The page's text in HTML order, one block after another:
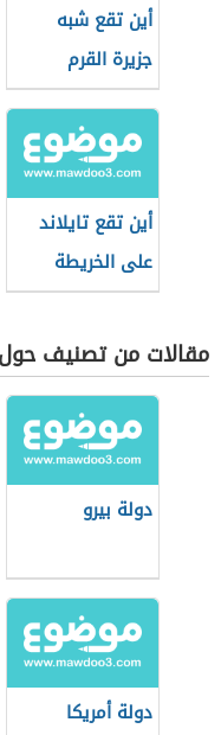
أين تقع شبه
جزيرة القرم
أين تقع تايلاند
على الخريطة
مقالات من تصنيف حول
دولة بيرو
دولة أمريكا